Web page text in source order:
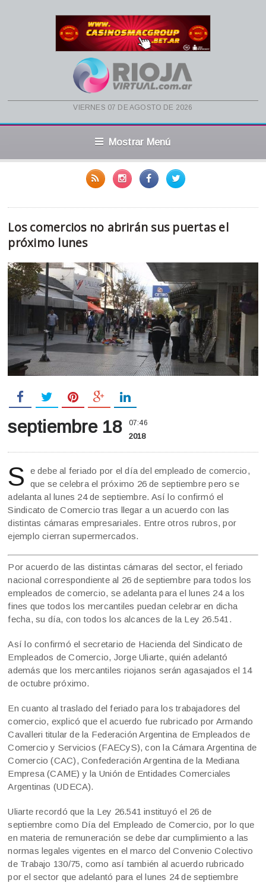
viernes 07 de agosto de 2026
Mostrar Menú
Los comercios no abrirán sus puertas el
próximo lunes
septiembre 18 07:46
2018
S
e debe al feriado por el día del empleado de comercio,
que se celebra el próximo 26 de septiembre pero se
adelanta al lunes 24 de septiembre. Así lo confirmó el
Sindicato de Comercio tras llegar a un acuerdo con las
distintas cámaras empresariales. Entre otros rubros, por
ejemplo cierran supermercados.
Por acuerdo de las distintas cámaras del sector, el feriado
nacional correspondiente al 26 de septiembre para todos los
empleados de comercio, se adelanta para el lunes 24 a los
fines que todos los mercantiles puedan celebrar en dicha
fecha, su día, con todos los alcances de la Ley 26.541.
Así lo confirmó el secretario de Hacienda del Sindicato de
Empleados de Comercio, Jorge Uliarte, quién adelantó
además que los mercantiles riojanos serán agasajados el 14
de octubre próximo.
En cuanto al traslado del feriado para los trabajadores del
comercio, explicó que el acuerdo fue rubricado por Armando
Cavalleri titular de la Federación Argentina de Empleados de
Comercio y Servicios (FAECyS), con la Cámara Argentina de
Comercio (CAC), Confederación Argentina de la Mediana
Empresa (CAME) y la Unión de Entidades Comerciales
Argentinas (UDECA).
Uliarte recordó que la Ley 26.541 instituyó el 26 de
septiembre como Día del Empleado de Comercio, por lo que
en materia de remuneración se debe dar cumplimiento a las
normas legales vigentes en el marco del Convenio Colectivo
de Trabajo 130/75, como así también al acuerdo rubricado
por el sector que adelantó para el lunes 24 de septiembre